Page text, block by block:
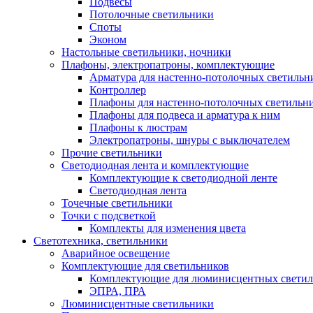
Потолочные светильники
Споты
Эконом
Настольные светильники, ночники
Плафоны, электропатроны, комплектующие
Арматура для настенно-потолочных
Контроллер
Плафоны для настенно-потолочных
Плафоны для подвеса и арматура к ним
Плафоны к люстрам
Электропатроны, шнуры с выключателем
Прочие светильники
Светодиодная лента и комплектующие
Комплектующие к светодиодной ленте
Светодиодная лента
Точечные светильники
Точки с подсветкой
Комплекты для изменения цвета
Светотехника, светильники
Аварийное освещение
Комплектующие для светильников
Комплектующие для люминисцентных
ЭПРА, ПРА
Люминисцентные светильники